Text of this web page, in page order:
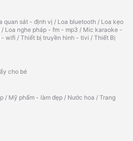
quan sát - định vị / Loa bluetooth / Loa kẹo
/ Loa nghe pháp - fm - mp3 / Mic karaoke -
- wifi / Thiết bị truyền hình - tivi / Thiết Bị
cho bé
/ Mỹ phẩm - làm đẹp / Nước hoa / Trang